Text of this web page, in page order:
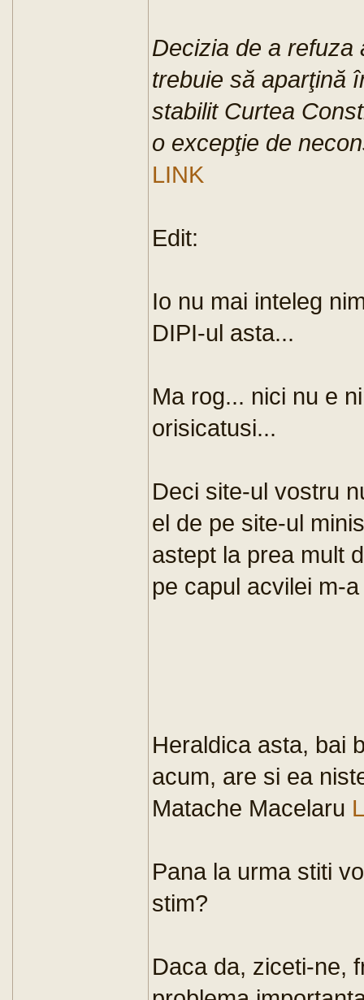
Decizia de a refuza
trebuie să aparţină
stabilit Curtea
o excepţie de
LINK
Edit:
Io nu mai inteleg
DIPI-ul asta...
Ma rog... nici nu e
orisicatusi...
Deci site-ul vostru
el de pe site-ul
astept la prea mult
pe capul acvilei m-
Heraldica asta, bai
acum, are si ea
Matache Macelaru
Pana la urma stiti
stim?
Daca da, ziceti-ne,